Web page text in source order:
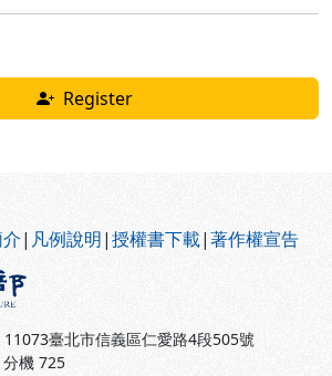
Register
| 凡例說明|授權書下載|著作權宣告
臺北市信義區仁愛路4段505號
機 725